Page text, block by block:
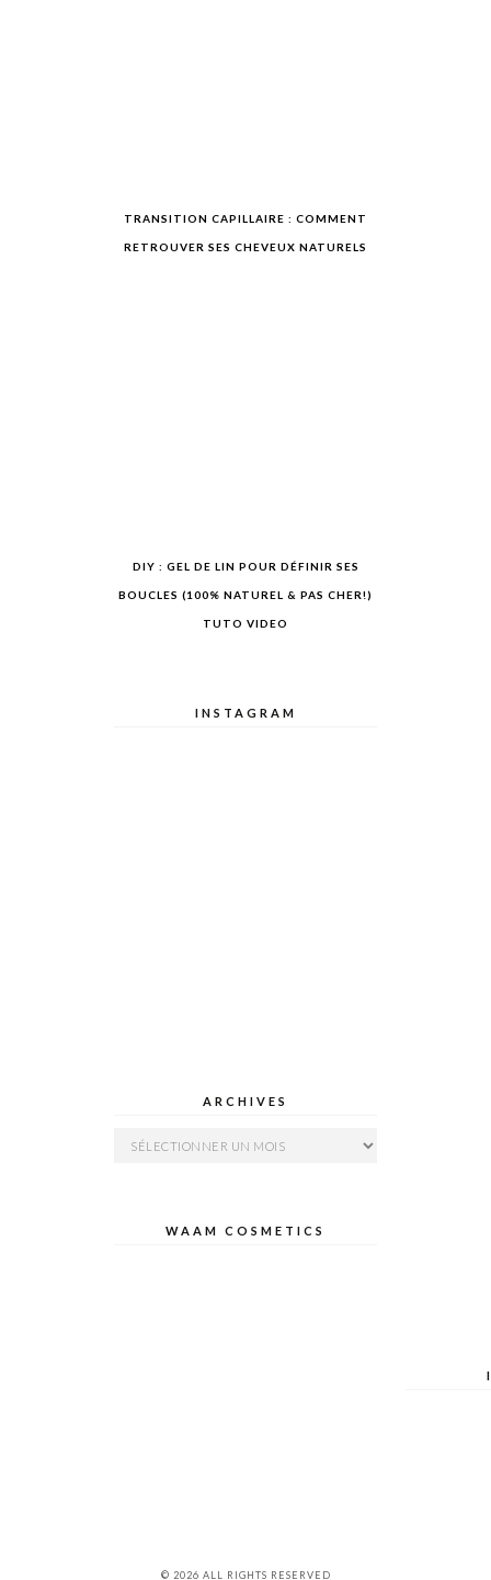
TRANSITION CAPILLAIRE : COMMENT
RETROUVER SES CHEVEUX NATURELS
DIY : GEL DE LIN POUR DÉFINIR SES
BOUCLES (100% NATUREL & PAS CHER!)
TUTO VIDEO
INSTAGRAM
ARCHIVES
Archives
WAAM COSMETICS
© 2026 ALL RIGHTS RESERVED